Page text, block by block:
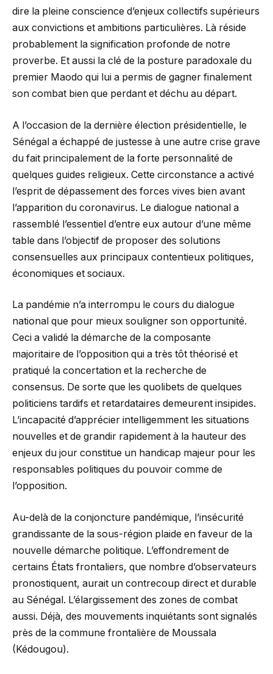
dire la pleine conscience d’enjeux collectifs supérieurs
aux convictions et ambitions particulières. Là réside
probablement la signification profonde de notre
proverbe. Et aussi la clé de la posture paradoxale du
premier Maodo qui lui a permis de gagner finalement
son combat bien que perdant et déchu au départ.
A l’occasion de la dernière élection présidentielle, le
Sénégal a échappé de justesse à une autre crise grave
du fait principalement de la forte personnalité de
quelques guides religieux. Cette circonstance a activé
l’esprit de dépassement des forces vives bien avant
l’apparition du coronavirus. Le dialogue national a
rassemblé l’essentiel d’entre eux autour d’une même
table dans l’objectif de proposer des solutions
consensuelles aux principaux contentieux politiques,
économiques et sociaux.
La pandémie n’a interrompu le cours du dialogue
national que pour mieux souligner son opportunité.
Ceci a validé la démarche de la composante
majoritaire de l’opposition qui a très tôt théorisé et
pratiqué la concertation et la recherche de
consensus. De sorte que les quolibets de quelques
politiciens tardifs et retardataires demeurent insipides.
L’incapacité d’apprécier intelligemment les situations
nouvelles et de grandir rapidement à la hauteur des
enjeux du jour constitue un handicap majeur pour les
responsables politiques du pouvoir comme de
l’opposition.
Au-delà de la conjoncture pandémique, l’insécurité
grandissante de la sous-région plaide en faveur de la
nouvelle démarche politique. L’effondrement de
certains États frontaliers, que nombre d’observateurs
pronostiquent, aurait un contrecoup direct et durable
au Sénégal. L’élargissement des zones de combat
aussi. Déjà, des mouvements inquiétants sont signalés
près de la commune frontalière de Moussala
(Kédougou).